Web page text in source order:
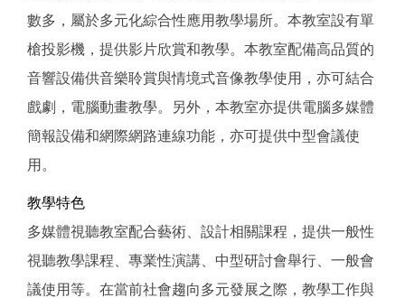
數多，屬於多元化綜合性應用教學場所。本教室設有單
槍投影機，提供影片欣賞和教學。本教室配備高品質的
音響設備供音樂聆賞與情境式音像教學使用，亦可結合
戲劇，電腦動畫教學。另外，本教室亦提供電腦多媒體
簡報設備和網際網路連線功能，亦可提供中型會議使
用。
教學特色
多媒體視聽教室配合藝術、設計相關課程，提供一般性
視聽教學課程、專業性演講、中型研討會舉行、一般會
議使用等。在當前社會趨向多元發展之際，教學工作與